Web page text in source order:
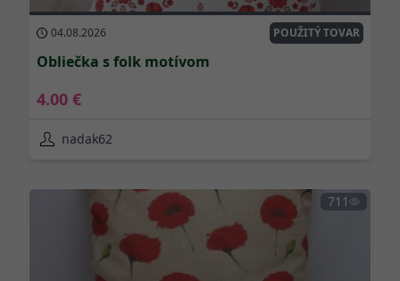
04.08.2026 POUŽITÝ TOVAR
Obliečka sfolk motívom
4.00 €
nadak62
711